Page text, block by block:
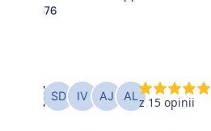
A1876